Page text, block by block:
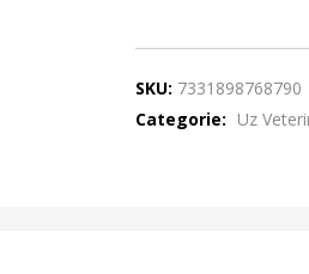
SKU: 7331898768790
Categorie: Uz